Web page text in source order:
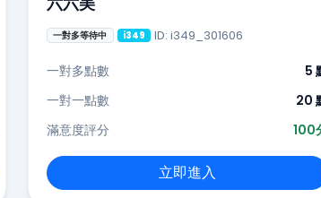
一對多等待中 i349 ID: i349_301606
一對多點數
5
一對一點數
20
滿意度評分
100
立即進入